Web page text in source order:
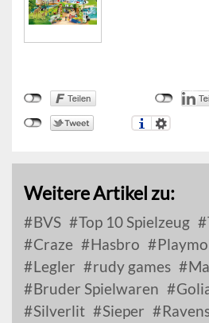
Weitere Artikel zu:
BVS Top 10 Spielzeug
Craze
Hasbro
Legler
rudy games
Bruder Spielwaren
Silverlit
Sieper